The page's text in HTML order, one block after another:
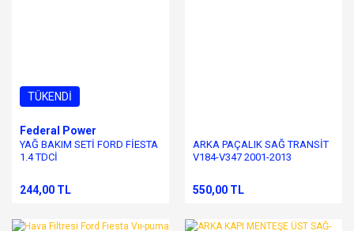
TÜKENDİ
Federal Power
YAĞ BAKIM SETİ FORD FİESTA
1.4 TDCİ
244,00 TL
ARKA PAÇALIK SAĞ TRANSİT
V184-V347 2001-2013
550,00 TL